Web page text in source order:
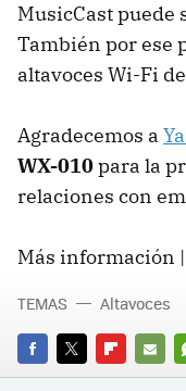
MusicCast puede
También por ese
altavoces Wi-Fi
Agradecemos a
WX-010para la
relaciones con
Más información |
FACEBOOK
TWITTERFLIPBOARD
E-
TEMAS Altavoces